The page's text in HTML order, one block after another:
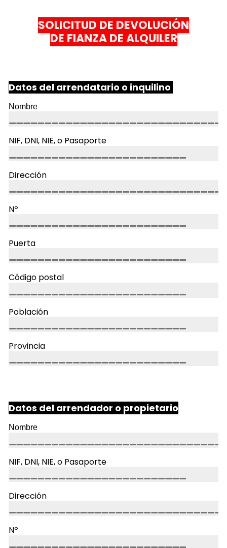
SOLICITUD DE DEVOLUCIÓN
DE FIANZA DE ALQUILER
Datos del arrendatario o inquilino
Nombre
NIF, DNI, NIE, o Pasaporte
Dirección
Nº
Puerta
Código postal
Población
Provincia
Datos del arrendador o propietario
Nombre
NIF, DNI, NIE, o Pasaporte
Dirección
Nº